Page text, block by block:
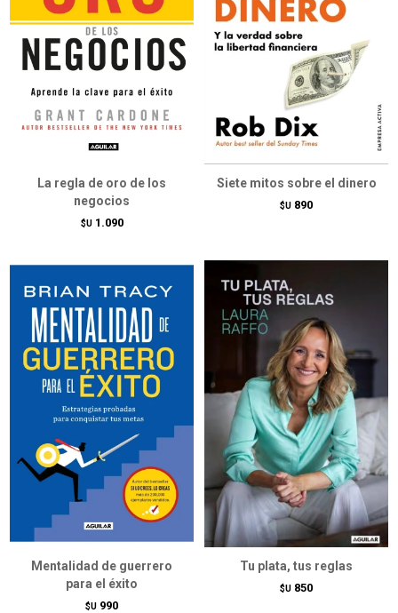
La regla de oro de los
negocios
$U 1.090
Siete mitos sobre el dinero
$U 890
Mentalidad de guerrero
para el éxito
$U 990
Tu plata, tus reglas
$U 850